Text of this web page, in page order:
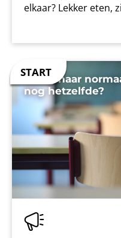
elkaar? Lekker eten,
Terug naar
nog hetzelfde?